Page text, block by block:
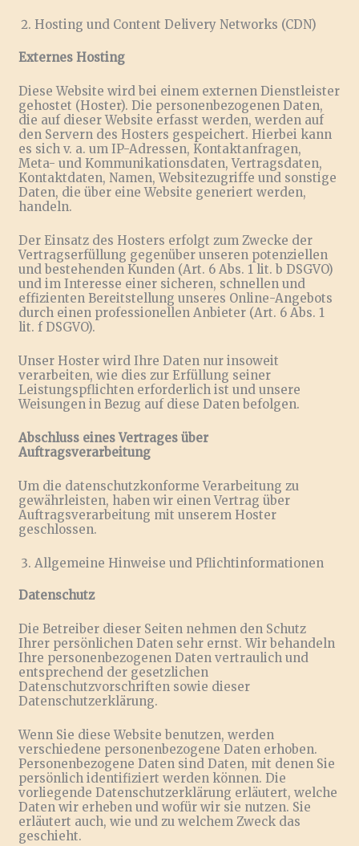
Hosting und Content Delivery Networks (CDN)
Externes Hosting
Diese Website wird bei einem externen Dienstleister
gehostet (Hoster). Die personenbezogenen Daten,
die auf dieser Website erfasst werden, werden auf
den Servern des Hosters gespeichert. Hierbei kann
es sich v. a. um IP-Adressen, Kontaktanfragen,
Meta- und Kommunikationsdaten, Vertragsdaten,
Kontaktdaten, Namen, Websitezugriffe und sonstige
Daten, die über eine Website generiert werden,
handeln.
Der Einsatz des Hosters erfolgt zum Zwecke der
Vertragserfüllung gegenüber unseren potenziellen
und bestehenden Kunden (Art. 6 Abs. 1 lit. b DSGVO)
und im Interesse einer sicheren, schnellen und
effizienten Bereitstellung unseres Online-Angebots
durch einen professionellen Anbieter (Art. 6 Abs. 1
lit. f DSGVO).
Unser Hoster wird Ihre Daten nur insoweit
verarbeiten, wie dies zur Erfüllung seiner
Leistungspflichten erforderlich ist und unsere
Weisungen in Bezug auf diese Daten befolgen.
Abschluss eines Vertrages über
Auftragsverarbeitung
Um die datenschutzkonforme Verarbeitung zu
gewährleisten, haben wir einen Vertrag über
Auftragsverarbeitung mit unserem Hoster
geschlossen.
Allgemeine Hinweise und Pflichtinformationen
Datenschutz
Die Betreiber dieser Seiten nehmen den Schutz
Ihrer persönlichen Daten sehr ernst. Wir behandeln
Ihre personenbezogenen Daten vertraulich und
entsprechend der gesetzlichen
Datenschutzvorschriften sowie dieser
Datenschutzerklärung.
Wenn Sie diese Website benutzen, werden
verschiedene personenbezogene Daten erhoben.
Personenbezogene Daten sind Daten, mit denen Sie
persönlich identifiziert werden können. Die
vorliegende Datenschutzerklärung erläutert, welche
Daten wir erheben und wofür wir sie nutzen. Sie
erläutert auch, wie und zu welchem Zweck das
geschieht.